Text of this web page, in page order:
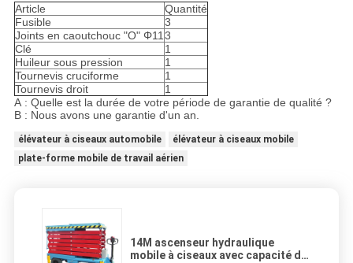
Article
Quantité
Fusible
3
Joints en caoutchouc "O" Φ113
Clé
1
Huileur sous pression
1
Tournevis cruciforme
1
Tournevis droit
1
A : Quelle est la durée de votre période de garantie de qualité ?
B : Nous avons une garantie d'un an.
élévateur à ciseaux automobile
élévateur à ciseaux mobile
plate-forme mobile de travail aérien
14M ascenseur hydraulique
mobile à ciseaux avec capacité de